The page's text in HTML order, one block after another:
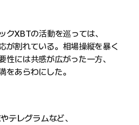
クXBTの活動を巡っては、
が割れている。相場操縦を暴く
性には共感が広がった一方、
をあらわにした。
テレグラムなど、